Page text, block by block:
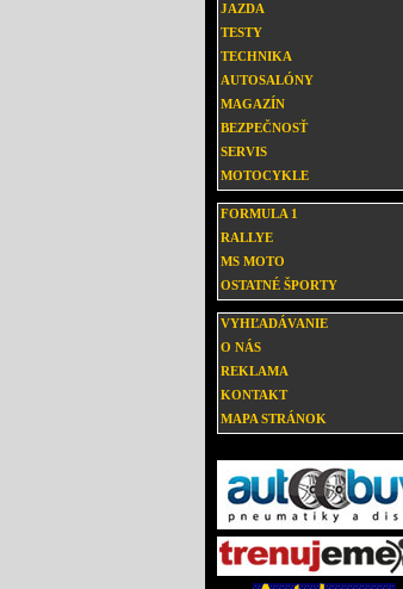
JAZDA
TESTY
TECHNIKA
AUTOSALÓNY
MAGAZÍN
BEZPEČNOSŤ
SERVIS
MOTOCYKLE
FORMULA 1
RALLYE
MS MOTO
OSTATNÉ ŠPORTY
VYHĽADÁVANIE
O NÁS
REKLAMA
KONTAKT
MAPA STRÁNOK